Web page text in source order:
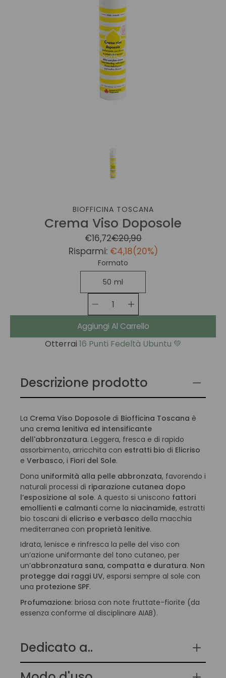
BIOFFICINA TOSCANA
Crema Viso Doposole
€16,72€20,90
Risparmi: €4,18(20%)
Formato
50 ml
Scegli la
variante
Selezione
Aggiungi Al Carrello
Otterrai 16 Punti Fedeltà Ubuntu 💚
Descrizione prodotto
La Crema Viso Doposole di Biofficina Toscana è
una crema lenitiva ed intensificante
dell'abbronzatura. Leggera, fresca e di rapido
assorbimento, arricchita con estratti bio di Elicriso
e Verbasco, i Fiori del Sole.
Dona uniformità alla pelle abbronzata, favorendo i
naturali processi di riparazione cutanea dopo
l’esposizione al sole. A questo si uniscono fattori
emollienti e calmanti come la niacinamide, estratti
bio toscani di elicriso e verbasco della macchia
mediterranea con proprietà lenitive.
Idrata, lenisce e rinfresca la pelle del viso con
un’azione uniformante del tono cutaneo, per
un’abbronzatura sana, compatta e duratura. Non
protegge dai raggi UV, esporsi sempre al sole con
una protezione SPF.
Profumazione: briosa con note fruttate-fiorite (da
essenza conforme al disciplinare AIAB).
Dedicato a..